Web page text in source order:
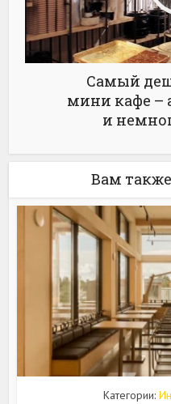
Самый
мини кафе –
и
Вам
Категории: